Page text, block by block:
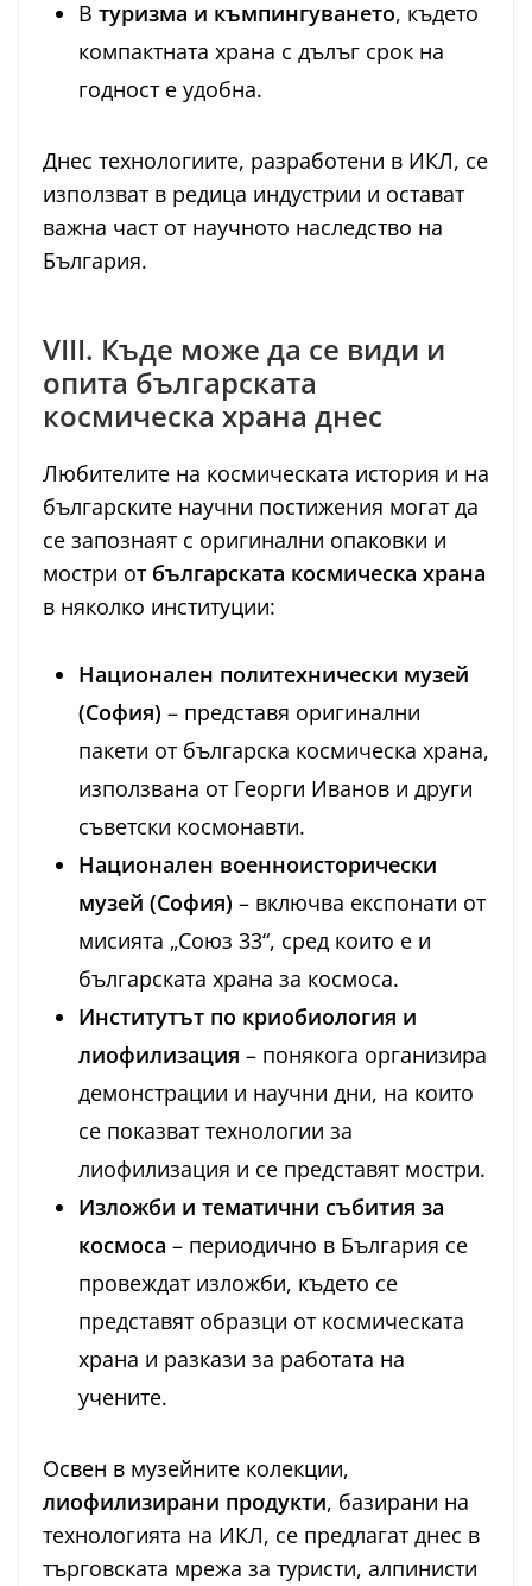
В туризма и къмпингуването, където
компактната храна с дълъг срок на
годност е удобна.
Днес технологиите, разработени в ИКЛ, се
използват в редица индустрии и остават
важна част от научното наследство на
България.
VIII. Къде може да се види и
опита българската
космическа храна днес
Любителите на космическата история и на
българските научни постижения могат да
се запознаят с оригинални опаковки и
мостри от българската космическа храна
в няколко институции:
Национален политехнически музей
(София) – представя оригинални
пакети от българска космическа храна,
използвана от Георги Иванов и други
съветски космонавти.
Национален военноисторически
музей (София) – включва експонати от
мисията „Союз 33“, сред които е и
българската храна за космоса.
Институтът по криобиология и
лиофилизация – понякога организира
демонстрации и научни дни, на които
се показват технологии за
лиофилизация и се представят мостри.
Изложби и тематични събития за
космоса – периодично в България се
провеждат изложби, където се
представят образци от космическата
храна и разкази за работата на
учените.
Освен в музейните колекции,
лиофилизирани продукти, базирани на
технологията на ИКЛ, се предлагат днес в
търговската мрежа за туристи, алпинисти